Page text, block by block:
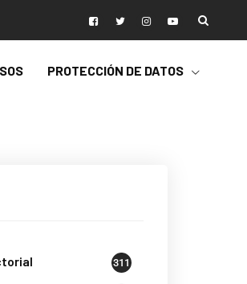
PROTECCIÓN DE DATOS
311